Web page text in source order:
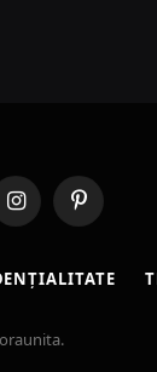
InstagramPinterest